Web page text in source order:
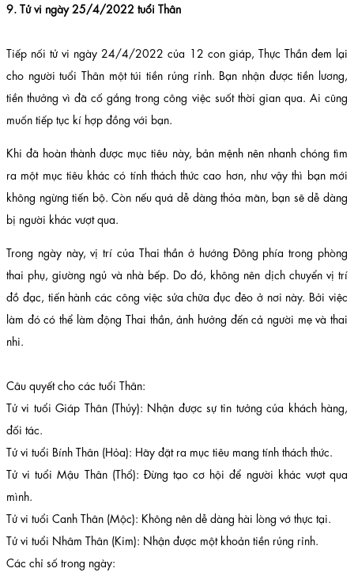
9. Tử vi ngày 25/4/2022 tuổi Thân
Tiếp nối tử vi ngày 24/4/2022 của 12 con giáp, Thực Thần đem lại
cho người tuổi Thân một túi tiền rủng rỉnh. Bạn nhận được tiền lương,
tiền thưởng vì đã cố gắng trong công việc suốt thời gian qua. Ai cũng
muốn tiếp tục kí hợp đồng với bạn.
Khi đã hoàn thành được mục tiêu này, bản mệnh nên nhanh chóng tìm
ra một mục tiêu khác có tính thách thức cao hơn, như vậy thì bạn mới
không ngừng tiến bộ. Còn nếu quá dễ dàng thỏa mãn, bạn sẽ dễ dàng
bị người khác vượt qua.
Trong ngày này, vị trí của Thai thần ở hướng Đông phía trong phòng
thai phụ, giường ngủ và nhà bếp. Do đó, không nên dịch chuyển vị trí
đồ đạc, tiến hành các công việc sửa chữa đục đẽo ở nơi này. Bởi việc
làm đó có thể làm động Thai thần, ảnh hưởng đến cả người mẹ và thai
nhi.
Câu quyết cho các tuổi Thân:
Tử vi tuổi Giáp Thân (Thủy): Nhận được sự tin tưởng của khách hàng,
đối tác.
Tử vi tuổi Bính Thân (Hỏa): Hãy đặt ra mục tiêu mang tính thách thức.
Tử vi tuổi Mậu Thân (Thổ): Đừng tạo cơ hội để người khác vượt qua
mình.
Tử vi tuổi Canh Thân (Mộc): Không nên dễ dàng hài lòng vớ thực tại.
Tử vi tuổi Nhâm Thân (Kim): Nhận được một khoản tiền rủng rỉnh.
Các chỉ số trong ngày: